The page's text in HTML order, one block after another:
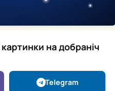
на добраніч
Telegram